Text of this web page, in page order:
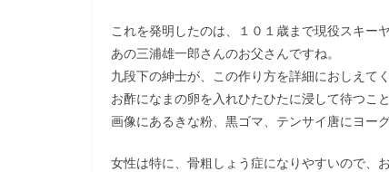
これを発明したのは、１０１歳まで現役スキー
あの三浦雄一郎さんのお父さんですね。
九段下の紳士が、この作り方を詳細におしえて
お酢になまの卵を入れひたひたに浸して待つこと
画像にあるきな粉、黒ゴマ、テンサイ唐にヨー
女性は特に、骨粗しょう症になりやすいので、お